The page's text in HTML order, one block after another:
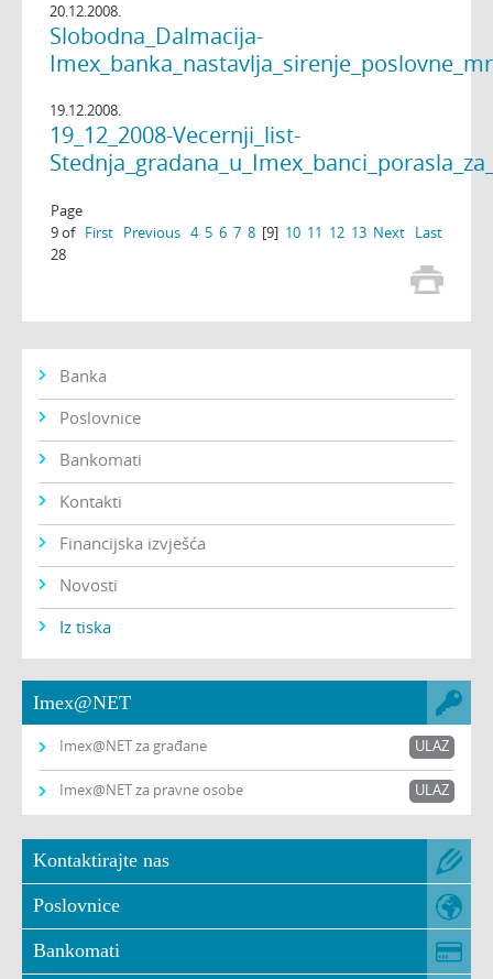
20.12.2008.
Slobodna_Dalmacija-
19.12.2008.
19_12_2008-Vecernji_list-
Page
9 of
28
First Previous 4 5 6 7 8 [9] 10 11 12 13 Next Last
Banka
Poslovnice
Bankomati
Kontakti
Financijska izvješća
Novosti
Iz tiska
Imex@NET
Imex@NET za građane ULAZ
Imex@NET za pravne osobe ULAZ
Kontaktirajte nas
Poslovnice
Bankomati